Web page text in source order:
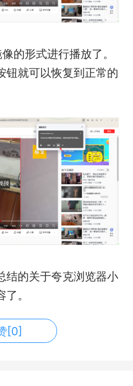
的形式进行播放了。
钮就可以恢复到正常的
结的关于夸克浏览器小
。
[0]